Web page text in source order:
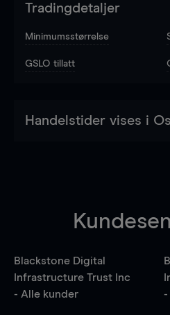
Tradingdetaljer
Minimumsstørrelse
GSLO tillatt
Handelstider vises i
Blackstone Digital
Infrastructure Trust Inc
- Alle kunder
-